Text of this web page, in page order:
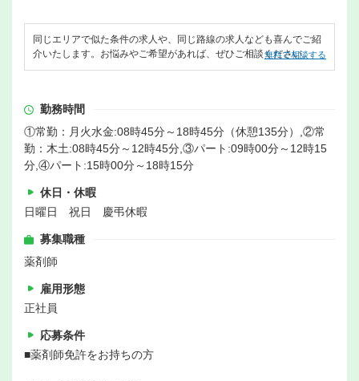
同じエリアで似た条件の求人や、同じ路線の求人なども喜んでご紹
介いたします。お悩みやご希望があれば、ぜひご相談ください。
無料で相談する
勤務時間
①常勤：月火水金:08時45分～18時45分（休憩135分）,②常
勤：木土:08時45分～12時45分,③パート:09時00分～12時15
分,④パート:15時00分～18時15分
休日・休暇
日曜日 祝日 慶弔休暇
募集職種
薬剤師
雇用形態
正社員
応募条件
■薬剤師免許をお持ちの方